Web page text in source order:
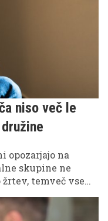
niso več le
opozarjajo na
skupine ne
temveč vse